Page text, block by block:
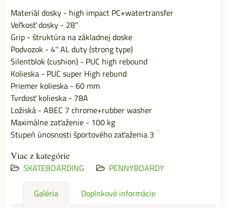
Materiál dosky - high impact PC+watertransfer
Veľkosť dosky - 28"
Grip - štruktúra na základnej doske
Podvozok - 4'' AL duty (strong type)
Silentblok (cushion) - PUC high rebound
Kolieska - PUC super High rebund
Priemer kolieska - 60 mm
Tvrdosť kolieska - 78A
Ložiská - ABEC 7 chrome+rubber washer
Maximálne zaťaženie - 100 kg
Stupeň únosnosti športového zaťaženia 3
Viac z kategórie
SKATEBOARDING
PENNYBOARDY
Galéria Doplnkové informácie